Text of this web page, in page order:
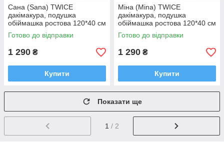
Сана (Sana) TWICE
дакімакура, подушка
обіймашка ростова 120*40 см
Готово до відправки
1 290 ₴
Купити
Міна (Mina) TWICE
дакімакура, подушка
обіймашка ростова 120*40 см
Готово до відправки
1 290 ₴
Купити
Показати ще
1 / 2